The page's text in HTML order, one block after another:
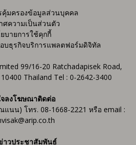
คุ้มครองข้อมูลส่วนบุคคล
ศความเป็นส่วนตัว
บายการใช้คุกกี้
บธุรกิจบริการแพลตฟอร์มดิจิทัล
99/16-20 Ratchadapisek Road,
Thailand Tel : 0-2642-3400
ลงโฆษณาติดต่อ
นน) โทร. 08-1668-2221 หรือ email :
าวประชาสัมพันธ์